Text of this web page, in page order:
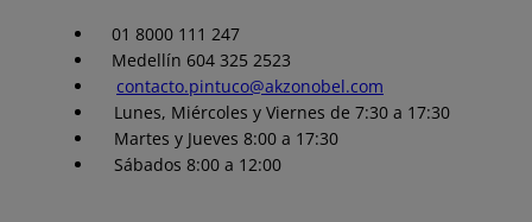
01 8000 111 247
Medellín 604 325 2523
contacto.pintuco@akzonobel.com
Lunes, Miércoles y Viernes de 7:30 a 17:30
Martes y Jueves 8:00 a 17:30
Sábados 8:00 a 12:00